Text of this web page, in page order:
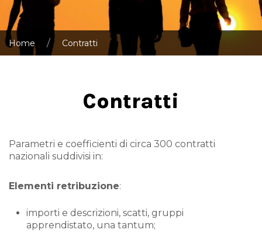
Home Contratti
Contratti
Parametri e coefficienti di circa 300 contratti
nazionali suddivisi in:
Elementi retribuzione:
importi e descrizioni, scatti, gruppi
apprendistato, una tantum;